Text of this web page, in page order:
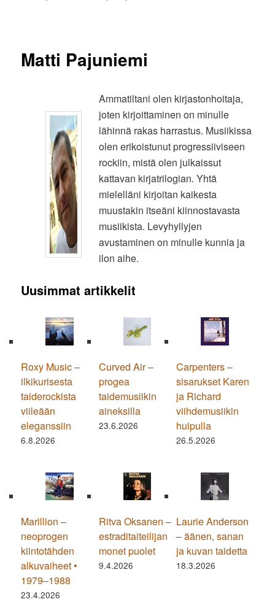
Matti Pajuniemi
Ammatiltani olen kirjastonhoitaja,
joten kirjoittaminen on minulle
lähinnä rakas harrastus. Musiikissa
olen erikoistunut progressiiviseen
rockiin, mistä olen julkaissut
kattavan kirjatrilogian. Yhtä
mielelläni kirjoitan kaikesta
muustakin itseäni kiinnostavasta
musiikista. Levyhyllyjen
avustaminen on minulle kunnia ja
ilon aihe.
Uusimmat artikkelit
Roxy Music –
ilkikurisesta
taiderockista
viileään
eleganssiin
6.8.2026
Curved Air –
progea
taidemusiikin
aineksilla
23.6.2026
Carpenters –
sisarukset Karen
ja Richard
viihdemusiikin
huipulla
26.5.2026
Marillion –
neoprogen
kiintotähden
alkuvaiheet •
1979–1988
23.4.2026
Ritva Oksanen –
estraditaiteilijan
monet puolet
9.4.2026
Laurie Anderson
– äänen, sanan
ja kuvan taidetta
18.3.2026